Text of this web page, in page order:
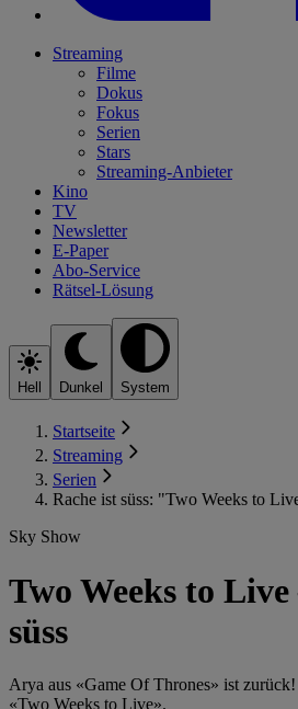
Streaming
Filme
Dokus
Fokus
Serien
Stars
Streaming-Anbieter
Kino
TV
Newsletter
E-Paper
Abo-Service
Rätsel-Lösung
Hell Dunkel System
Startseite
Streaming
Serien
Rache ist süss: "Two Weeks to
Sky Show
Two Weeks to
süss
Arya aus «Game Of Thrones» ist
«Two Weeks to Live».